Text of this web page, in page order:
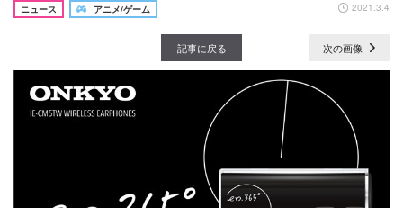
ニュース
アニメ/ゲーム 2021.3.4
記事に戻る 次の画像